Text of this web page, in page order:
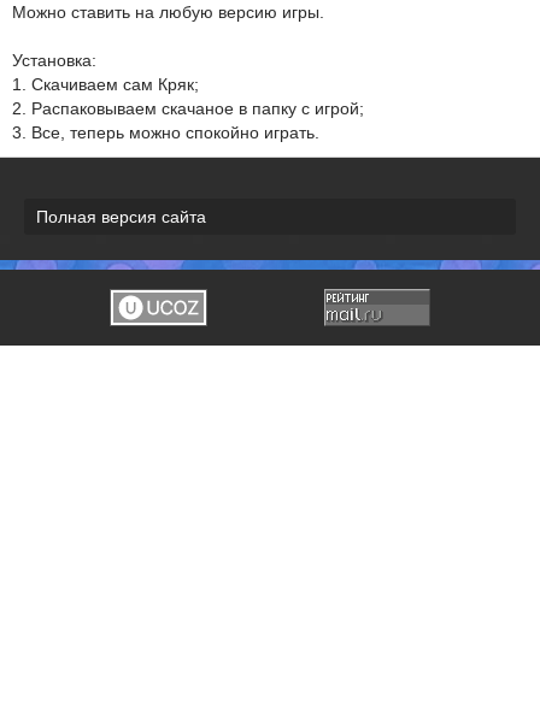
Можно ставить на любую версию игры.
Установка:
1. Скачиваем сам Кряк;
2. Распаковываем скачаное в папку с игрой;
3. Все, теперь можно спокойно играть.
Полная версия сайта